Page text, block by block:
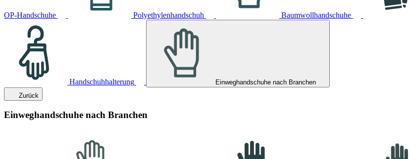
OP-Handschuhe Polyethylenhandschuh Baumwollhandschuhe
Handschuhhalterung
Einweghandschuhe nach Branchen
Zurück
Einweghandschuhe nach Branchen